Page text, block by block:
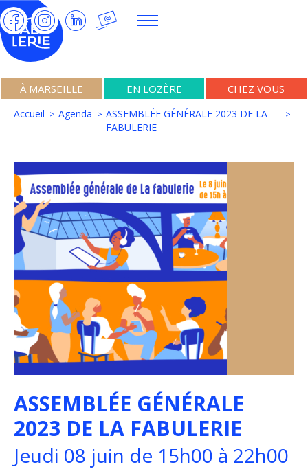
À MARSEILLE EN LOZÈRE CHEZ VOUS
Accueil Agenda
ASSEMBLÉE GÉNÉRALE 2023 DE LA
FABULERIE
ASSEMBLÉE GÉNÉRALE
2023 DE LA FABULERIE
Jeudi 08 juin de 15h00 à 22h00